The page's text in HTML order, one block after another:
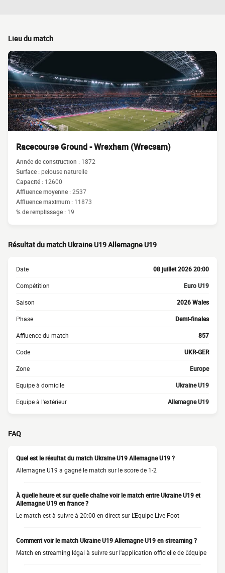
Lieu du match
Racecourse Ground - Wrexham (Wrecsam)
Année de construction : 1872
Surface :pelouse naturelle
Capacité : 12600
Affluence moyenne :2537
Affluence maximum : 11873
% de remplissage : 19
Résultat du match Ukraine U19 Allemagne U19
Date 08 juillet 2026 20:00
Compétition Euro U19
Saison 2026 Wales
Phase Demi-finales
Affluence du match 857
Code UKR-GER
Zone Europe
Equipe à domicile Ukraine U19
Equipe à l'extérieur Allemagne U19
FAQ
Quel est le résultat du match Ukraine U19 Allemagne U19 ?
Allemagne U19 a gagné le match sur le score de 1-2
À quelle heure et sur quelle chaîne voir le match entre Ukraine U19 et
Allemagne U19 en france ?
Le match est à suivre à 20:00 en direct sur L’Equipe Live Foot
Comment voir le match Ukraine U19 Allemagne U19 en streaming ?
Match en streaming légal à suivre sur l'application officielle de L'équipe